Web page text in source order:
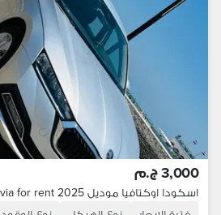
3,000 ج.م
اسكودا اوكتافيا موديل 2025 Skoda Octavia for rent